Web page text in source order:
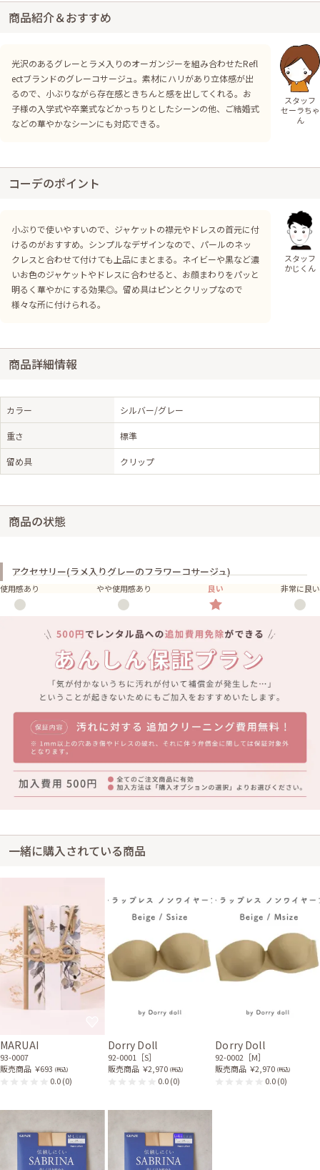
商品紹介＆おすすめ
光沢のあるグレーとラメ入りのオーガンジーを組み合わせたRefl
ectブランドのグレーコサージュ。素材にハリがあり立体感が出
るので、小ぶりながら存在感ときちんと感を出してくれる。お
子様の入学式や卒業式などかっちりとしたシーンの他、ご結婚式
などの華やかなシーンにも対応できる。
スタッフ
セーラちゃ
ん
コーデのポイント
小ぶりで使いやすいので、ジャケットの襟元やドレスの首元に付
けるのがおすすめ。シンプルなデザインなので、パールのネッ
クレスと合わせて付けても上品にまとまる。ネイビーや黒など濃
いお色のジャケットやドレスに合わせると、お顔まわりをパッと
明るく華やかにする効果◎。留め具はピンとクリップなので
様々な所に付けられる。
スタッフ
かじくん
商品詳細情報
カラー シルバー/グレー
重さ 標準
留め具 クリップ
商品の状態
アクセサリー(ラメ入りグレーのフラワーコサージュ)
使用感あり やや使用感あり 良い 非常に良い
一緒に購入されている商品
MARUAI
93-0007
販売商品 ￥693 (税込)
0.0(0)
Dorry Doll
92-0001［S］
販売商品 ￥2,970 (税込)
0.0(0)
Dorry Doll
92-0002［M］
販売商品 ￥2,970 (税込)
0.0(0)